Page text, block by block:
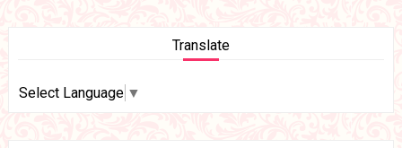
Translate
Select Language ▼